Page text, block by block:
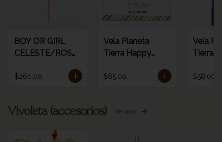
BOY OR GIRL
CELESTE/ROSA
$260.00
Vela Planeta
Tierra Happy
1pz
$65.00
Vela
Tierra
$58.00
Vivoleta (accesorios) Ver más